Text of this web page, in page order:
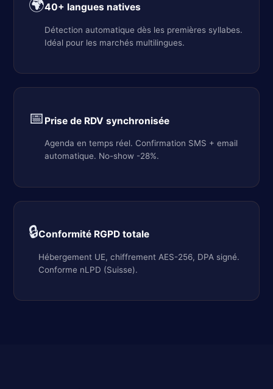
🌍40+ langues natives
Détection automatique dès les premières syllabes.
Idéal pour les marchés multilingues.
📅 Prise de RDV synchronisée
Agenda en temps réel. Confirmation SMS + email
automatique. No-show -28%.
🔒Conformité RGPD totale
Hébergement UE, chiffrement AES-256, DPA signé.
Conforme nLPD (Suisse).